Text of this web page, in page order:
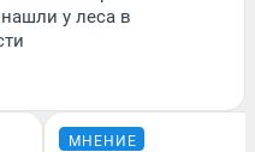
у леса в
МНЕНИЕ